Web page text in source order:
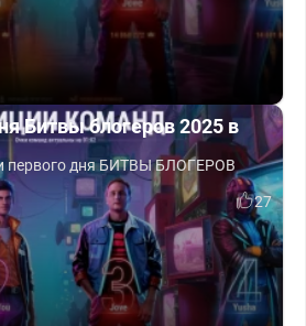
Битвы блогеров 2025 в
первого дня БИТВЫ БЛОГЕРОВ
27